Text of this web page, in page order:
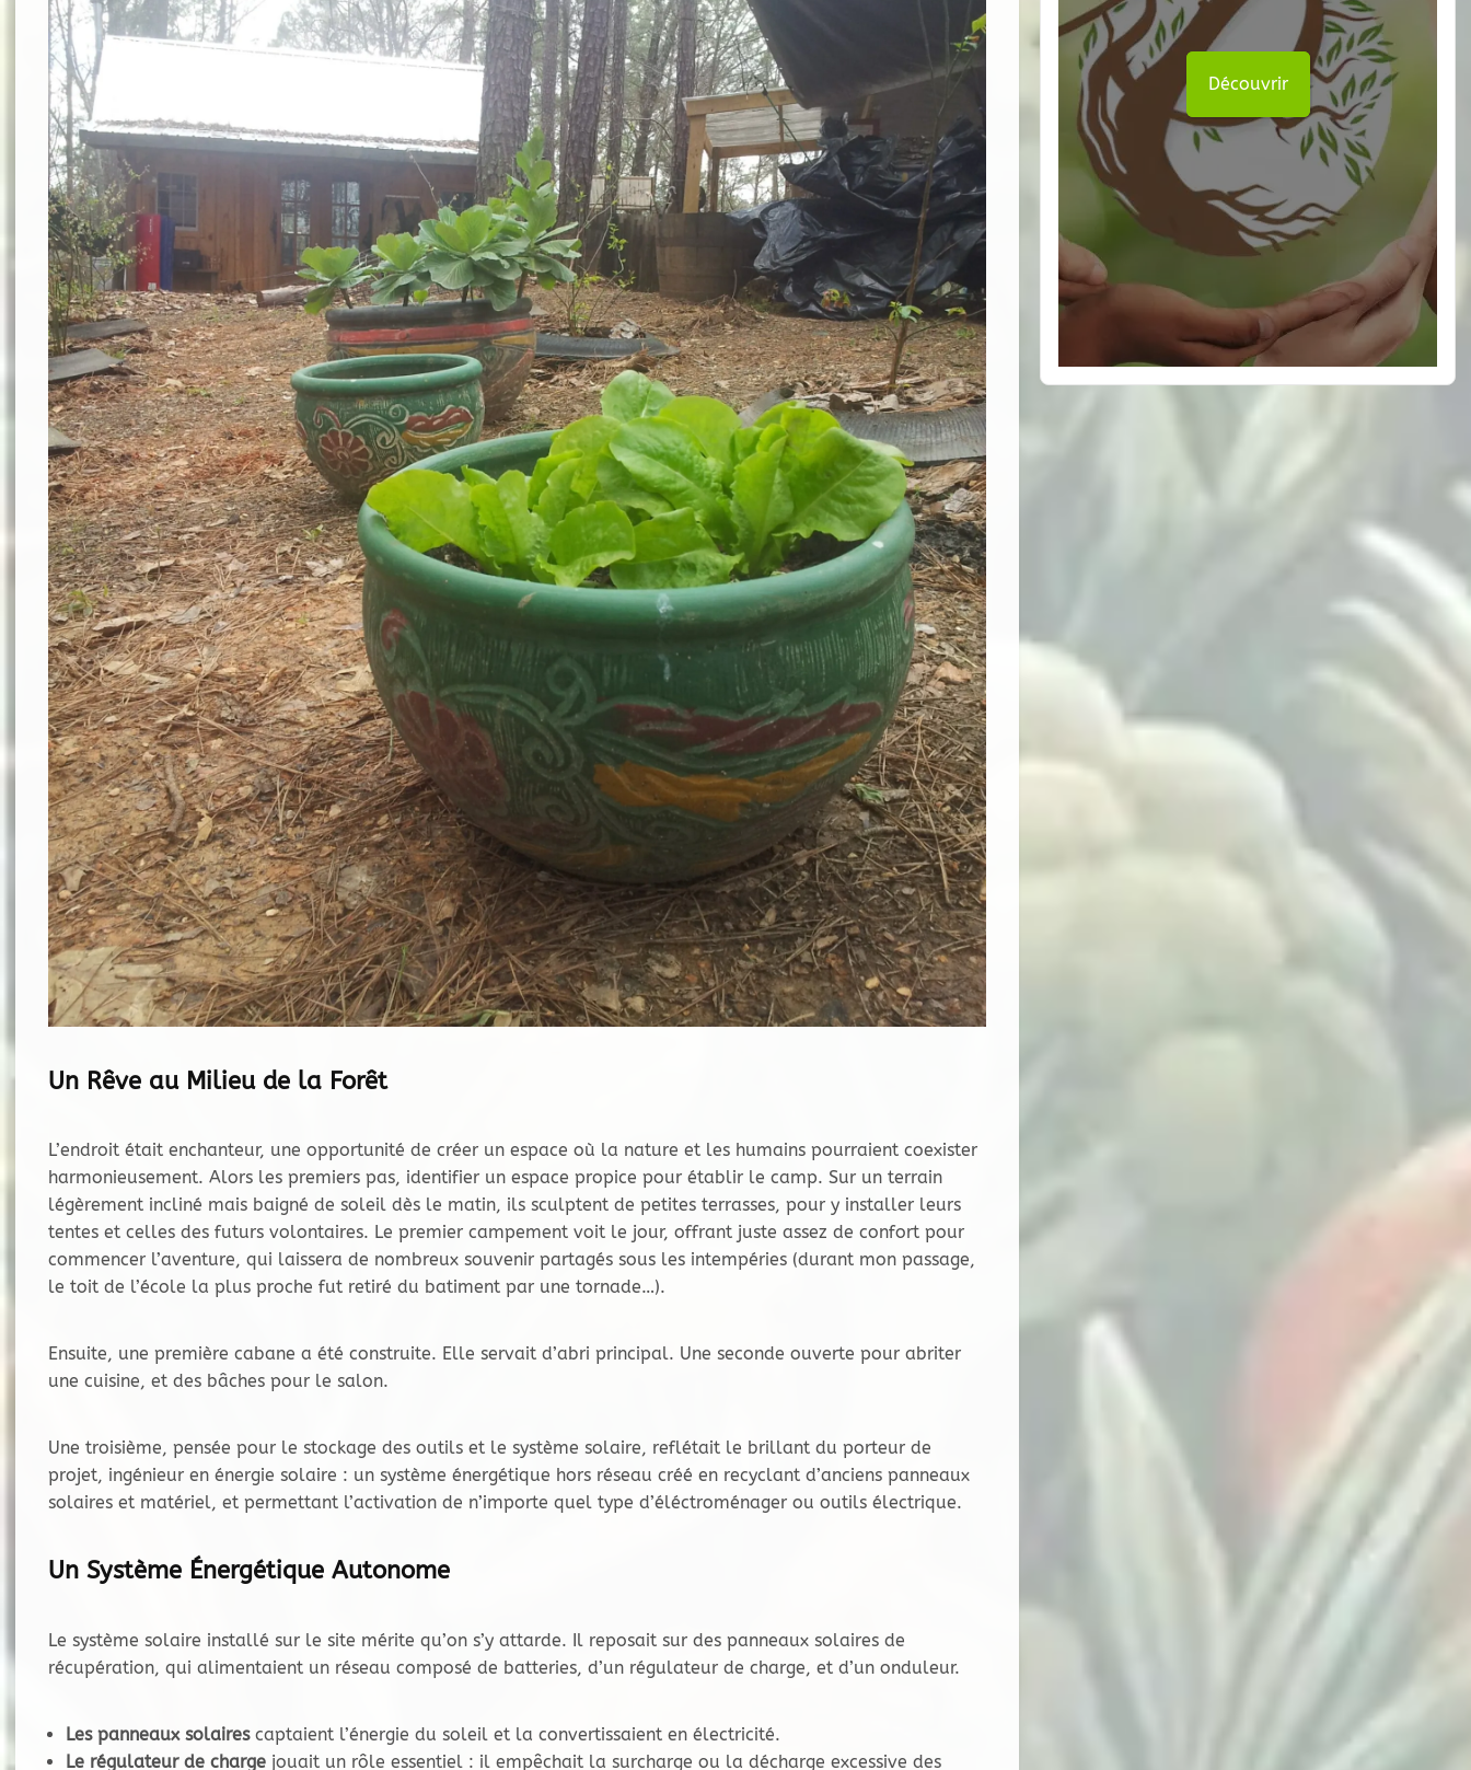
Un Rêve au Milieu de la Forêt
L’endroit était enchanteur, une opportunité de créer un espace où la nature et les humains pourraient coexister
harmonieusement. Alors les premiers pas, identifier un espace propice pour établir le camp. Sur un terrain
légèrement incliné mais baigné de soleil dès le matin, ils sculptent de petites terrasses, pour y installer leurs
tentes et celles des futurs volontaires. Le premier campement voit le jour, offrant juste assez de confort pour
commencer l’aventure, qui laissera de nombreux souvenir partagés sous les intempéries (durant mon passage,
le toit de l’école la plus proche fut retiré du batiment par une tornade…).
Ensuite, une première cabane a été construite. Elle servait d’abri principal. Une seconde ouverte pour abriter
une cuisine, et des bâches pour le salon.
Une troisième, pensée pour le stockage des outils et le système solaire, reflétait le brillant du porteur de
projet, ingénieur en énergie solaire : un système énergétique hors réseau créé en recyclant d’anciens panneaux
solaires et matériel, et permettant l’activation de n’importe quel type d’éléctroménager ou outils électrique.
Un Système Énergétique Autonome
Le système solaire installé sur le site mérite qu’on s’y attarde. Il reposait sur des panneaux solaires de
récupération, qui alimentaient un réseau composé de batteries, d’un régulateur de charge, et d’un onduleur.
Les panneaux solairescaptaient l’énergie du soleil et la convertissaient en électricité.
Le régulateur de charge jouait un rôle essentiel : il empêchait la surcharge ou la décharge excessive des
Découvrir